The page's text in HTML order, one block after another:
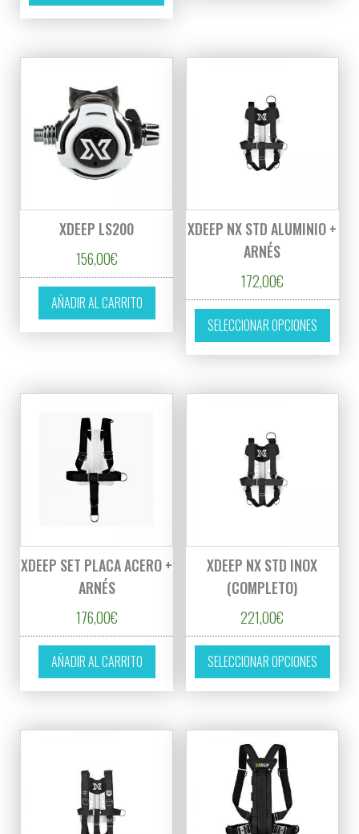
XDEEP LS200
156,00€
AÑADIR AL CARRITO
XDEEP NX STD ALUMINIO +
ARNÉS
172,00€
SELECCIONAR OPCIONES
Este
XDEEP SET PLACA ACERO +
ARNÉS
176,00€
AÑADIR AL CARRITO
XDEEP NX STD INOX
(COMPLETO)
221,00€
SELECCIONAR OPCIONES
Este